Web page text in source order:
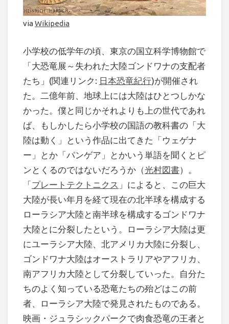
viaWikipedia
小学校の低学年の頃、東京の国立科学博物館で
「大恐竜展～失われた大陸ゴンドワナの支配者
たち」(関連リンク: 日本恐竜紀行)が開催され
た。二億年前、地球上には大陸はひとつしかな
かった。僕と同じかそれよりも上の世代であれ
ば、もしかしたら小学校の国語の教科書の「大
陸は動く」という作品に出てきた「ウェゲナ
ー」とか「パンゲア」とかいう単語を聞くとピ
ンとくるのではないだろうか（光村図書）。
「 プレートテクトニクス 」によると、この巨大
大陸が長い年月を経て現在の北半球を構成する
ローラシア大陸と南半球を構成するゴンドワナ
大陸とに分裂したという。ローラシア大陸は更
にユーラシア大陸、北アメリカ大陸に分裂し、
ゴンドワナ大陸はオーストラリアやアフリカ、
南アフリカ大陸として分裂していった。自分た
ちのよく知っている恐竜たちの殆どはこの前
者、ローラシア大陸で発見されたものである。
映画・ジュラシックパークで肉食恐竜の王者と